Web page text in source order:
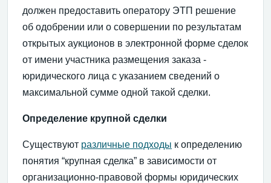
должен предоставить оператору ЭТП решение
об одобрении или о совершении по результатам
открытых аукционов в электронной форме сделок
от имени участника размещения заказа -
юридического лица с указанием сведений о
максимальной сумме одной такой сделки.
Определение крупной сделки
Существуют различные подходы к определению
понятия “крупная сделка” в зависимости от
организационно-правовой формы юридических